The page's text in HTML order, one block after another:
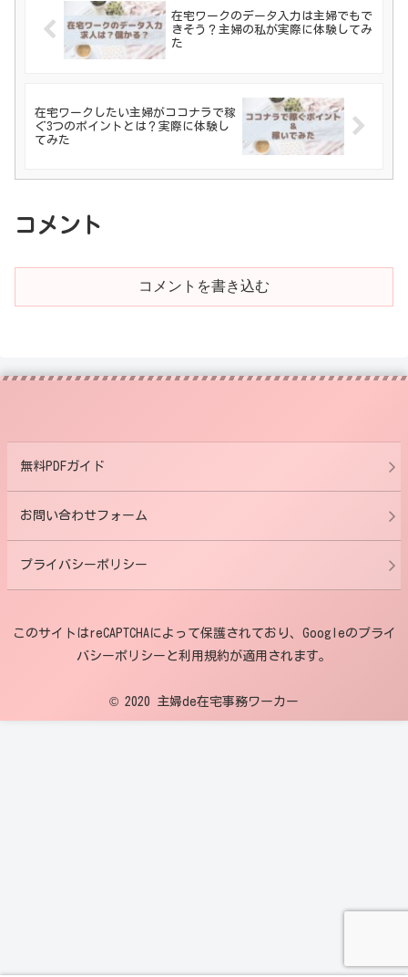
在宅ワークのデータ入力は主婦でもで
きそう？主婦の私が実際に体験してみ
た
在宅ワークしたい主婦がココナラで稼
ぐ3つのポイントとは？実際に体験し
てみた
コメント
コメントを書き込む
無料PDFガイド
お問い合わせフォーム
プライバシーポリシー
このサイトはreCAPTCHAによって保護されており、Googleのプライ
バシーポリシーと利用規約が適用されます。
© 2020 主婦de在宅事務ワーカー